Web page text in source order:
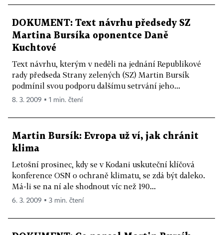
DOKUMENT: Text návrhu předsedy SZ
Martina Bursíka oponentce Daně
Kuchtové
Text návrhu, kterým v neděli na jednání Republikové
rady předseda Strany zelených (SZ) Martin Bursík
podmínil svou podporu dalšímu setrvání jeho...
8. 3. 2009 ▪ 1 min. čtení
Martin Bursík: Evropa už ví, jak chránit
klima
Letošní prosinec, kdy se v Kodani uskuteční klíčová
konference OSN o ochraně klimatu, se zdá být daleko.
Má-li se na ní ale shodnout víc než 190...
6. 3. 2009 ▪ 3 min. čtení